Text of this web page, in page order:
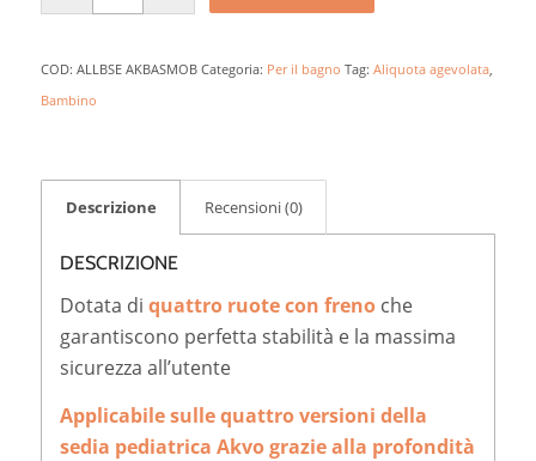
COD: ALLBSE AKBASMOB Categoria: Per il bagno Tag: Aliquota agevolata,
Bambino
Descrizione Recensioni (0)
DESCRIZIONE
Dotata di quattro ruote con frenoche
garantiscono perfetta stabilità e la massima
sicurezza all’utente
Applicabile sulle quattro versioni della
sedia pediatrica Akvo grazie alla profondità